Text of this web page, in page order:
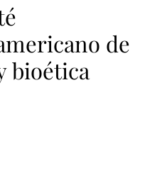
de
bioética